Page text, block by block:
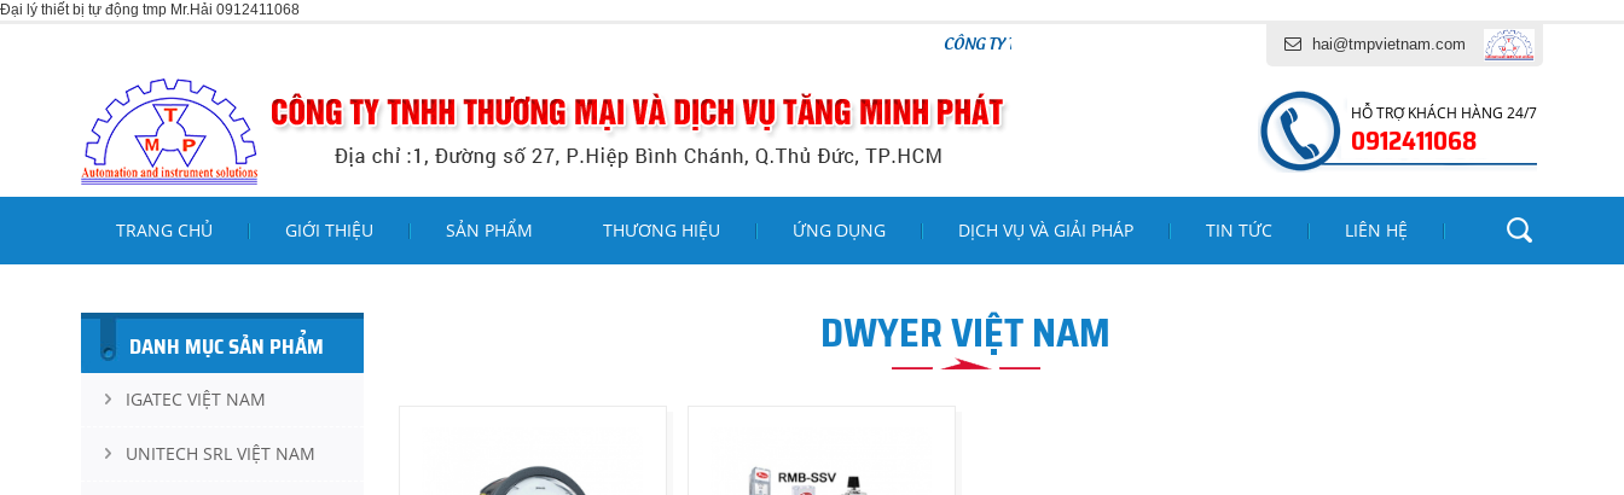
Đại lý thiết bị tự động tmp Mr.Hải 0912411068
CÔNG TY TNHH THƯƠNG MẠI VÀ DỊCH VỤ TĂNG MINH PHÁT hai@tmpvietnam.com
HỖ TRỢ KHÁCH HÀNG 24/7
0912411068
TRANG CHỦ GIỚI THIỆU SẢN PHẨM THƯƠNG HIỆU ỨNG DỤNG DỊCH VỤ VÀ GIẢI PHÁP TIN TỨC LIÊN HỆ
DANH MỤC SẢN PHẨM
IGATEC VIỆT NAM
UNITECH SRL VIỆT NAM
DWYER VIỆT NAM